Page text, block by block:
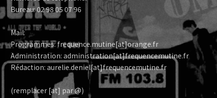
Bureau: 02 98 05 07 96
Mail:
Programmes: frequence.mutine[at]orange.fr
Administration: administration[at]frequencemutine.fr
Rédaction: aurelie.deniel[at]frequencemutine.fr
(remplacer [at] par @)